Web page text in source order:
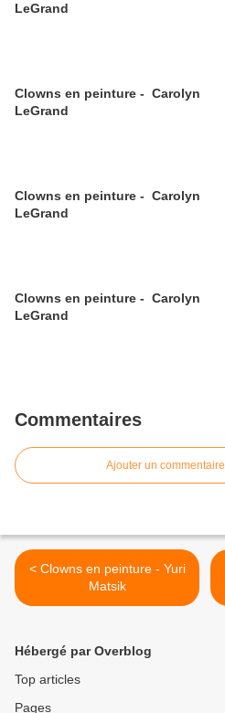
LeGrand
Clowns en peinture - Carolyn
LeGrand
Clowns en peinture - Carolyn
LeGrand
Clowns en peinture - Carolyn
LeGrand
Commentaires
Ajouter un commentaire
< Clowns en peinture - Yuri
Matsik
Hébergé par Overblog
Top articles
Pages